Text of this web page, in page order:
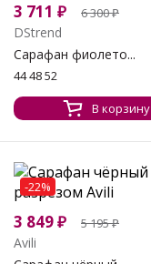
3 711 ₽ 6 300₽
DStrend
Сарафан фиолето...
44 48 52
В корзину
-22%
3 849₽ 5 195₽
Avili